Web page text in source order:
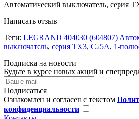
Автоматический выключатель, серия
Написать отзыв
Теги: LEGRAND 404030 (604807)
выключатель, серия TX3, С25A, 1-
Подписка на новости
Будьте в курсе новых акций и
Подписаться
Ознакомлен и согласен с текстом
конфиденциальности